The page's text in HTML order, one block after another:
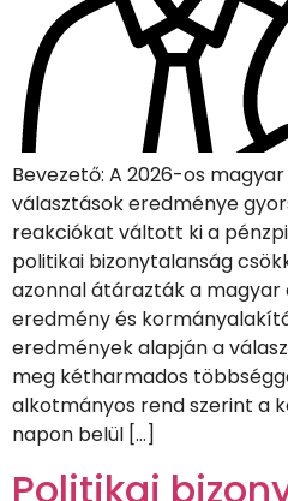
Bevezető: A 2026-os
választások eredménye
reakciókat váltott ki a
politikai bizonytalanság
azonnal átárazták a magyar
eredmény és
eredmények alapján a
meg kétharmados
alkotmányos rend szerint a
napon belül […]
Politikai